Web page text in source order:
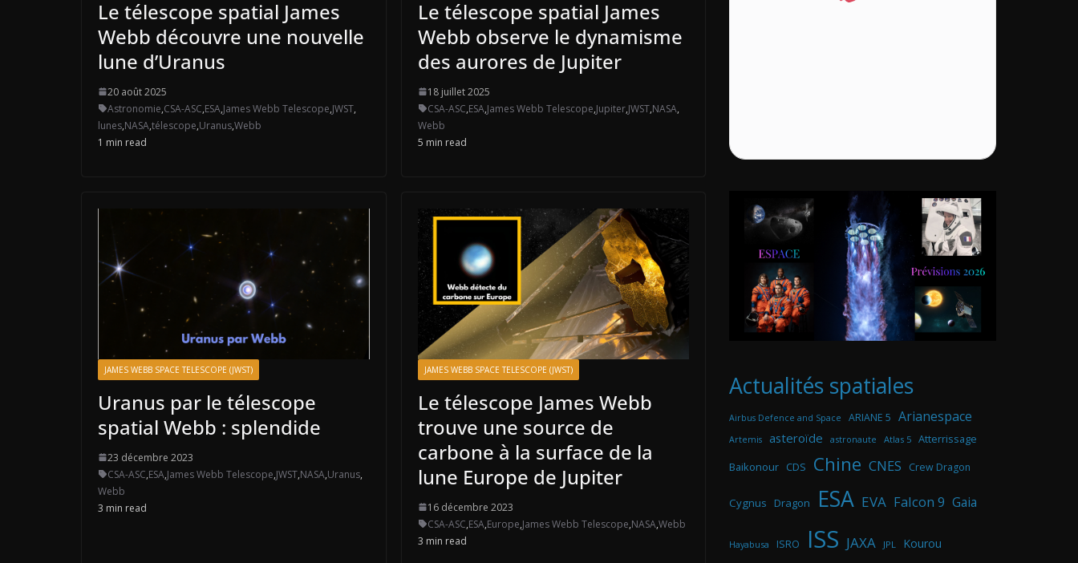
Le télescope spatial James
Webb découvre une nouvelle
lune d’Uranus
20 août 2025
Astronomie,CSA-ASC,ESA,James Webb Telescope,JWST,
lunes,NASA,télescope,Uranus,Webb
1 min read
Le télescope spatial James
Webb observe le dynamisme
des aurores de Jupiter
18 juillet 2025
CSA-ASC,ESA,James Webb Telescope,Jupiter,JWST,NASA,
Webb
5 min read
JAMES WEBB SPACE TELESCOPE (JWST)
Uranus par le télescope
spatial Webb : splendide
23 décembre 2023
CSA-ASC,ESA,James Webb Telescope,JWST,NASA,Uranus,
Webb
3 min read
JAMES WEBB SPACE TELESCOPE (JWST)
Le télescope James Webb
trouve une source de
carbone à la surface de la
lune Europe de Jupiter
16 décembre 2023
CSA-ASC,ESA,Europe,James Webb Telescope,NASA,Webb
3 min read
Actualités spatiales
Airbus Defence and Space ARIANE 5 Arianespace
Artemis asteroïde astronaute Atlas 5 Atterrissage
Baikonour CDS Chine CNES Crew Dragon
Cygnus Dragon ESA EVA Falcon 9 Gaia
Hayabusa ISRO ISS JAXA JPL Kourou